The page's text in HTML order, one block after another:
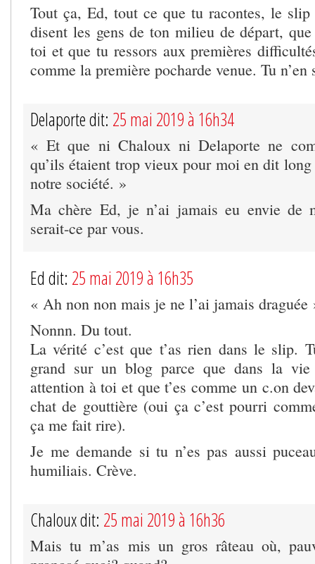
Tout ça, Ed, tout ce que tu racontes, le slip
disent les gens de ton milieu de départ,
toi et que tu ressors aux premières
comme la première pocharde venue. Tu
Delaporte dit: 25 mai 2019 à 16h34
« Et que ni Chaloux ni Delaporte ne
qu’ils étaient trop vieux pour moi en dit
notre société. »
Ma chère Ed, je n’ai jamais eu envie de
serait-ce par vous.
Ed dit: 25 mai 2019 à 16h35
« Ah non non mais je ne l’ai jamais draguée
Nonnn. Du tout.
La vérité c’est que t’as rien dans le slip.
grand sur un blog parce que dans la vie
attention à toi et que t’es comme un c.on
chat de gouttière (oui ça c’est pourri
ça me fait rire).
Je me demande si tu n’es pas aussi
humiliais. Crève.
Chaloux dit: 25 mai 2019 à 16h36
Mais tu m’as mis un gros râteau où,